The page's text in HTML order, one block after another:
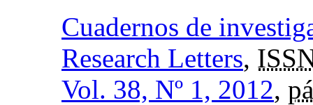
Cuadernos de
Research Letters,
Vol. 38, Nº 1, 2012,